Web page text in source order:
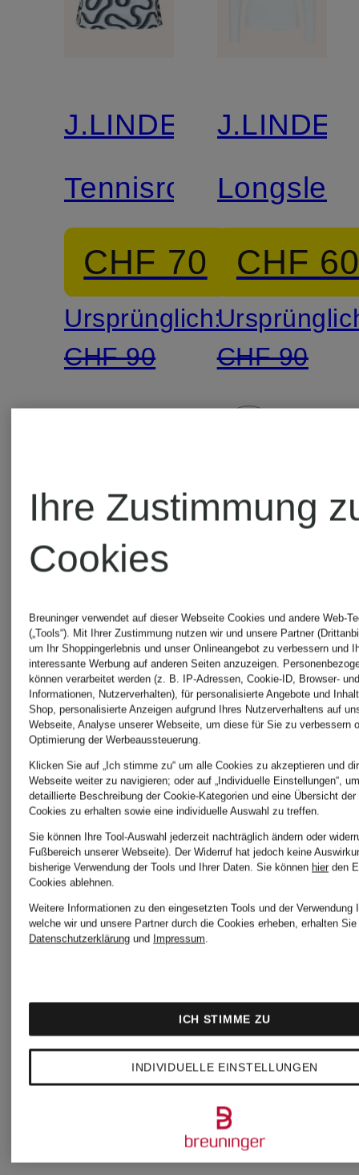
J.LINDEBERG
Tennisrock
CHF 70
Ursprünglich:
CHF 90
CHF
CHF 90
Nike
Tanktop
ADVANTAGE
CHF 35
Ursprünglich:
CHF 70
Nike
GP
PRO
CHF
CHF 130
Ihre Zustimmung
Cookies
Breuninger verwendet auf dieser Webseite Cookies und andere Web-
(„Tools“). Mit Ihrer Zustimmung nutzen wir und unsere Partner
um Ihr Shoppingerlebnis und unser Onlineangebot zu verbessern und
interessante Werbung auf anderen Seiten anzuzeigen.
können verarbeitet werden (z. B. IP-Adressen, Cookie-ID, Browser-
Informationen, Nutzerverhalten), für personalisierte Angebote und
Shop, personalisierte Anzeigen aufgrund Ihres Nutzerverhaltens auf
Webseite, Analyse unserer Webseite, um diese für Sie zu verbessern
Optimierung der Werbeaussteuerung.
Klicken Sie auf „Ich stimme zu“ um alle Cookies zu akzeptieren und
Webseite weiter zu navigieren; oder auf „Individuelle Einstellungen“,
detaillierte Beschreibung der Cookie-Kategorien und eine Übersicht
Cookies zu erhalten sowie eine individuelle Auswahl zu treffen.
Sie können Ihre Tool-Auswahl jederzeit nachträglich ändern oder
Fußbereich unserer Webseite). Der Widerruf hat jedoch keine
bisherige Verwendung der Tools und Ihrer Daten. Sie können hier den
Cookies ablehnen.
Weitere Informationen zu den eingesetzten Tools und der Verwendung
welche wir und unsere Partner durch die Cookies erheben, erhalten
Datenschutzerklärung und Impressum.
INDIVIDUELLE EINSTELLUNGEN
ICH STIMME ZU